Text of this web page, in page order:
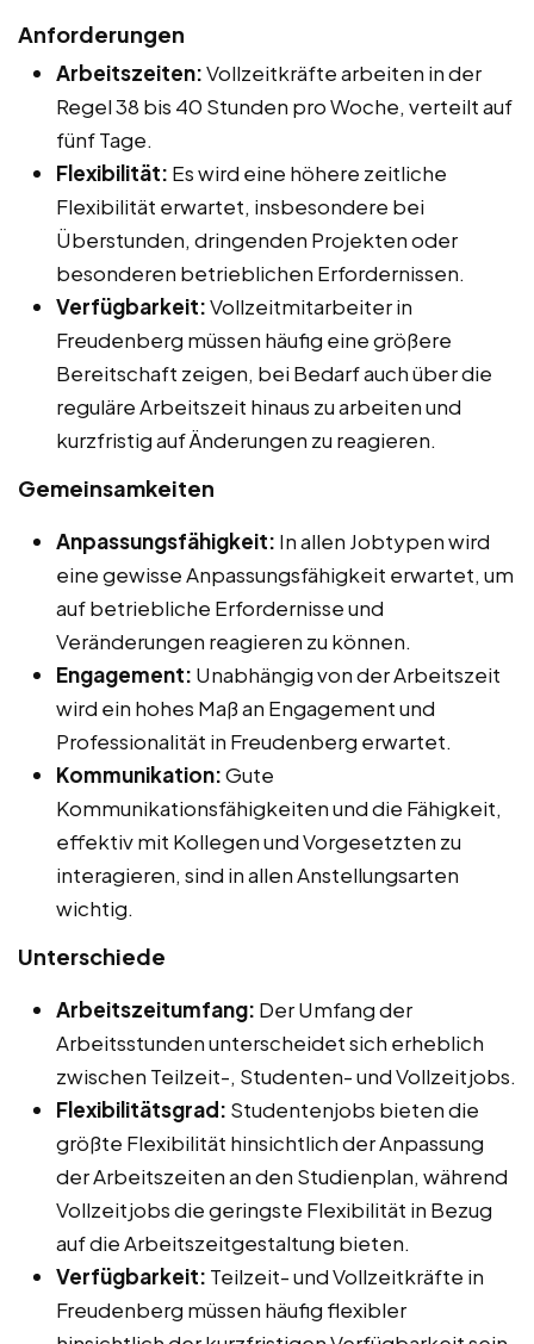
Anforderungen
Arbeitszeiten:Vollzeitkräfte arbeiten in der
Regel 38 bis 40 Stunden pro Woche, verteilt auf
fünf Tage.
Flexibilität: Es wird eine höhere zeitliche
Flexibilität erwartet, insbesondere bei
Überstunden, dringenden Projekten oder
besonderen betrieblichen Erfordernissen.
Verfügbarkeit:Vollzeitmitarbeiter in
Freudenberg müssen häufig eine größere
Bereitschaft zeigen, bei Bedarf auch über die
reguläre Arbeitszeit hinaus zu arbeiten und
kurzfristig auf Änderungen zu reagieren.
Gemeinsamkeiten
Anpassungsfähigkeit: In allen Jobtypen wird
eine gewisse Anpassungsfähigkeit erwartet, um
auf betriebliche Erfordernisse und
Veränderungen reagieren zu können.
Engagement: Unabhängig von der Arbeitszeit
wird ein hohes Maß an Engagement und
Professionalität in Freudenberg erwartet.
Kommunikation:Gute
Kommunikationsfähigkeiten und die Fähigkeit,
effektiv mit Kollegen und Vorgesetzten zu
interagieren, sind in allen Anstellungsarten
wichtig.
Unterschiede
Arbeitszeitumfang: Der Umfang der
Arbeitsstunden unterscheidet sich erheblich
zwischen Teilzeit-, Studenten- und Vollzeitjobs.
Flexibilitätsgrad: Studentenjobs bieten die
größte Flexibilität hinsichtlich der Anpassung
der Arbeitszeiten an den Studienplan, während
Vollzeitjobs die geringste Flexibilität in Bezug
auf die Arbeitszeitgestaltung bieten.
Verfügbarkeit: Teilzeit- und Vollzeitkräfte in
Freudenberg müssen häufig flexibler